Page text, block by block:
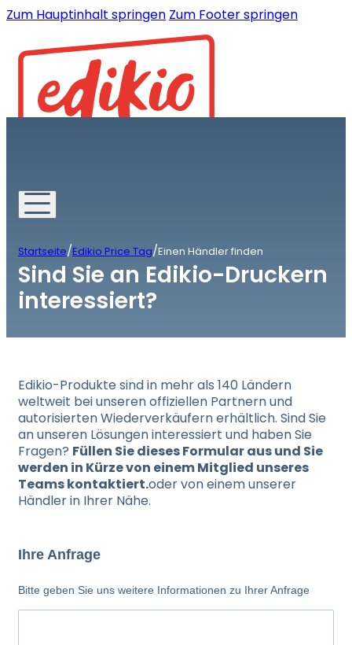
Zum Hauptinhalt springen Zum Footer springen
Startseite/Edikio Price Tag/Einen Händler finden
Sind Sie an Edikio-Druckern
interessiert?
Edikio-Produkte sind in mehr als 140 Ländern
weltweit bei unseren offiziellen Partnern und
autorisierten Wiederverkäufern erhältlich. Sind Sie
an unseren Lösungen interessiert und haben Sie
Fragen? Füllen Sie dieses Formular aus und Sie
werden in Kürze von einem Mitglied unseres
Teams kontaktiert.oder von einem unserer
Händler in Ihrer Nähe.